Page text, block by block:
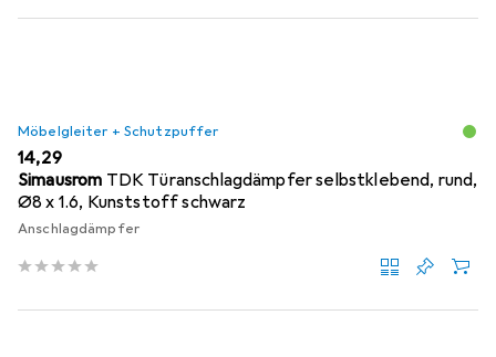
Möbelgleiter + Schutzpuffer
EUR
14,29
Simausrom TDK Türanschlagdämpfer selbstklebend, rund,
Ø8 x 1.6, Kunststoff schwarz
Anschlagdämpfer